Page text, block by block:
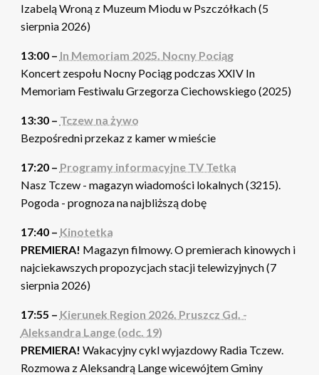
Izabelą Wroną z Muzeum Miodu w Pszczółkach (5
sierpnia 2026)
13:00 – In Memoriam 2025. Nocny Pociąg
Koncert zespołu Nocny Pociąg podczas XXIV In
Memoriam Festiwalu Grzegorza Ciechowskiego (2025)
13:30 – Tczew na żywo
Bezpośredni przekaz z kamer w mieście
17:20 – Programy informacyjne TV Tetka
Nasz Tczew - magazyn wiadomości lokalnych (3215).
Pogoda - prognoza na najbliższą dobę
17:40 – Kinotetka
PREMIERA! Magazyn filmowy. O premierach kinowych i
najciekawszych propozycjach stacji telewizyjnych (7
sierpnia 2026)
17:55 – Kierunek Region 2026. Pruszcz Gd. -
Aleksandra Lange (odc. 19)
PREMIERA! Wakacyjny cykl wyjazdowy Radia Tczew.
Rozmowa z Aleksandrą Lange wicewójtem Gminy